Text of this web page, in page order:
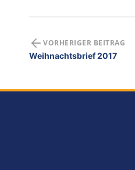
VORHERIGER BEITRAG
Weihnachtsbrief 2017